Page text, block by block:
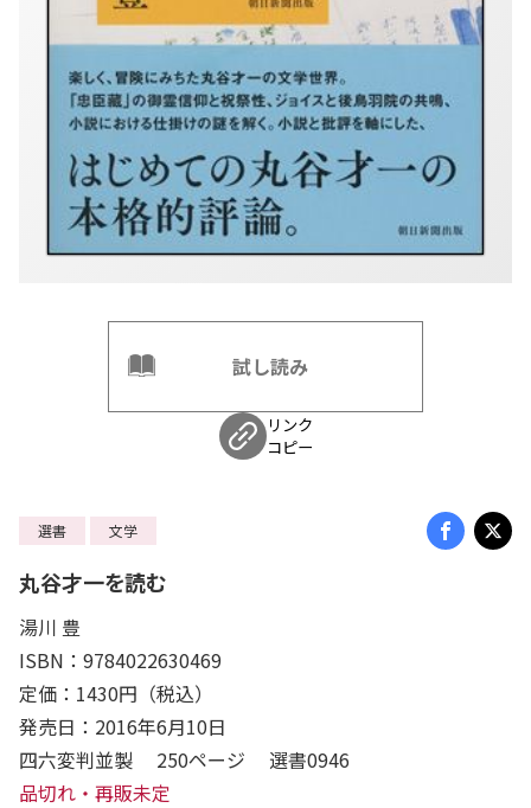
試し読み
リンク
コピー
選書 文学
丸谷才一を読む
湯川 豊
ISBN：9784022630469
定価：1430円（税込）
発売日：2016年6月10日
四六変判並製 250ページ 選書0946
品切れ・再販未定